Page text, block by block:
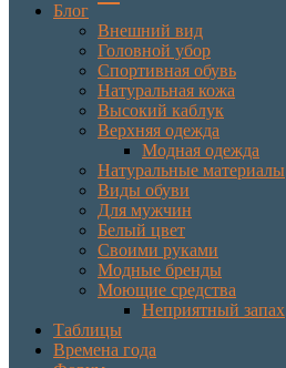
Блог
Внешний вид
Головной убор
Спортивная обувь
Натуральная кожа
Высокий каблук
Верхняя одежда
Модная одежда
Натуральные материалы
Виды обуви
Для мужчин
Белый цвет
Своими руками
Модные бренды
Моющие средства
Неприятный запах
Таблицы
Времена года